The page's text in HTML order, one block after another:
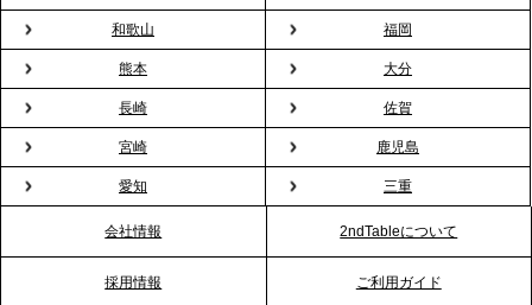
バー」に！福利厚生・社内交流を格上げする《出張
バーテンダー》サービスを開始
2026.1.26
プレスリリースのご案内｜もう「義理チョコ」で悩
まない。職場のバレンタインをケータリングで“福利
厚生”化。採用にも効く新スタイルを提案
2026.1.23
RKB毎日放送「RKB NEWS」で、2ndTable「恵方
和歌山 福岡
熊本 大分
長崎 佐賀
宮崎 鹿児島
愛知 三重
会社情報 2ndTableについて
採用情報 ご利用ガイド